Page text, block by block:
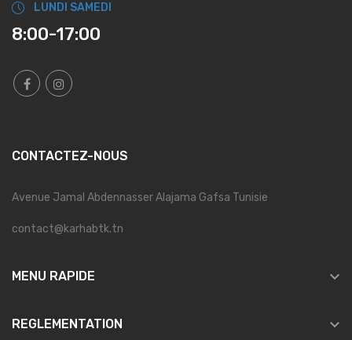
LUNDI SAMEDI
8:00-17:00
CONTACTEZ-NOUS
Avenue Jamal Abdennasser Alajama Gafsa Tunisie
contact@karhabtk.tn
MENU RAPIDE 
REGLEMENTATION 